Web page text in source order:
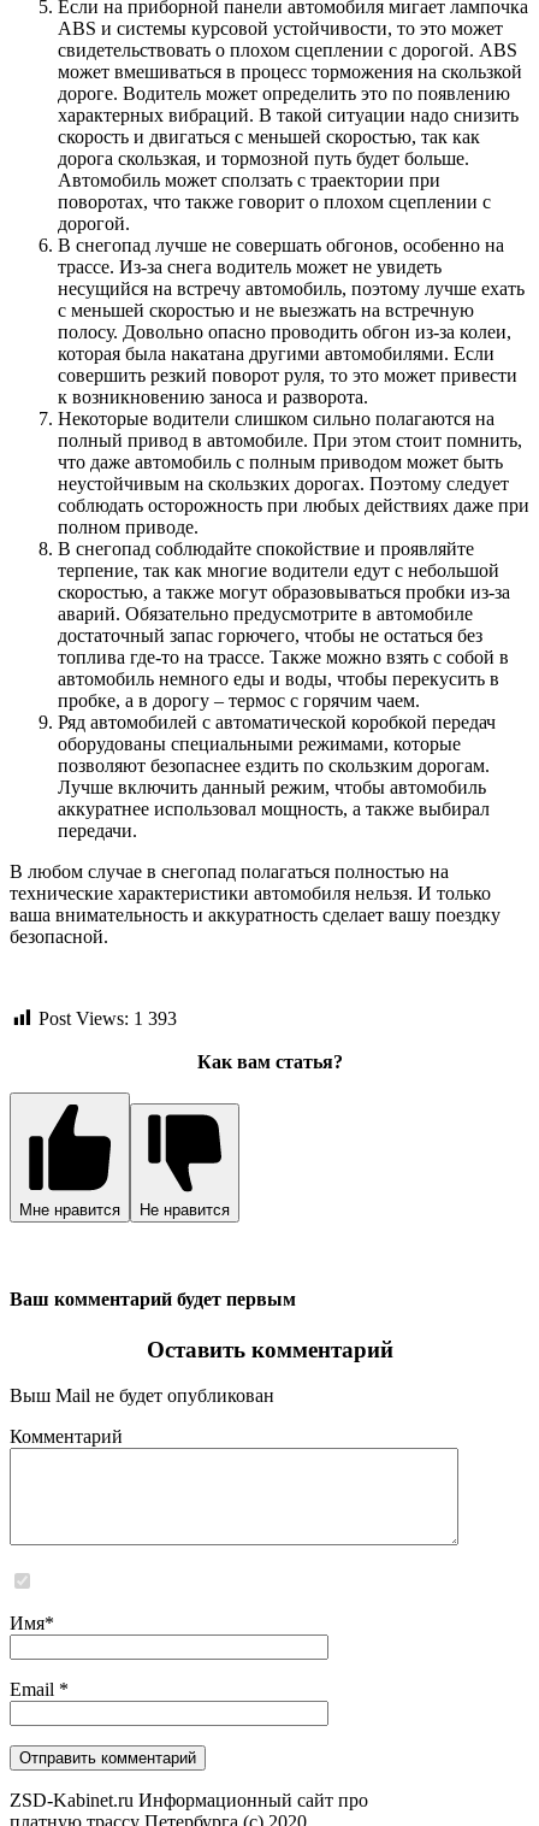
Если на приборной панели автомобиля мигает лампочка
ABS и системы курсовой устойчивости, то это может
свидетельствовать о плохом сцеплении с дорогой. ABS
может вмешиваться в процесс торможения на скользкой
дороге. Водитель может определить это по появлению
характерных вибраций. В такой ситуации надо снизить
скорость и двигаться с меньшей скоростью, так как
дорога скользкая, и тормозной путь будет больше.
Автомобиль может сползать с траектории при
поворотах, что также говорит о плохом сцеплении с
дорогой.
В снегопад лучше не совершать обгонов, особенно на
трассе. Из-за снега водитель может не увидеть
несущийся на встречу автомобиль, поэтому лучше ехать
с меньшей скоростью и не выезжать на встречную
полосу. Довольно опасно проводить обгон из-за колеи,
которая была накатана другими автомобилями. Если
совершить резкий поворот руля, то это может привести
к возникновению заноса и разворота.
Некоторые водители слишком сильно полагаются на
полный привод в автомобиле. При этом стоит помнить,
что даже автомобиль с полным приводом может быть
неустойчивым на скользких дорогах. Поэтому следует
соблюдать осторожность при любых действиях даже при
полном приводе.
В снегопад соблюдайте спокойствие и проявляйте
терпение, так как многие водители едут с небольшой
скоростью, а также могут образовываться пробки из-за
аварий. Обязательно предусмотрите в автомобиле
достаточный запас горючего, чтобы не остаться без
топлива где-то на трассе. Также можно взять с собой в
автомобиль немного еды и воды, чтобы перекусить в
пробке, а в дорогу – термос с горячим чаем.
Ряд автомобилей с автоматической коробкой передач
оборудованы специальными режимами, которые
позволяют безопаснее ездить по скользким дорогам.
Лучше включить данный режим, чтобы автомобиль
аккуратнее использовал мощность, а также выбирал
передачи.
В любом случае в снегопад полагаться полностью на
технические характеристики автомобиля нельзя. И только
ваша внимательность и аккуратность сделает вашу поездку
безопасной.
Post Views: 1 393
Как вам статья?
Мне нравится Не нравится
Ваш комментарий будет первым
Оставить комментарий
Выш Mail не будет опубликован
Комментарий
Имя*
Email *
ZSD-Kabinet.ru Информационный сайт про